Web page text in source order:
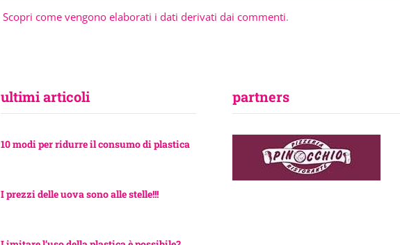
Scopri come vengono elaborati i dati derivati dai commenti.
ultimi articoli
10 modi per ridurre il consumo di plastica
I prezzi delle uova sono alle stelle!!!
partners